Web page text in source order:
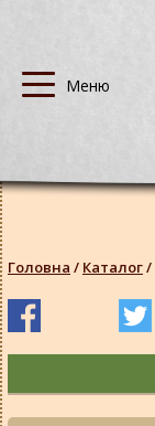
Головна / Каталог/